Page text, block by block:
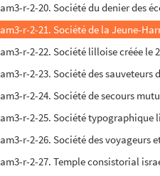
am3-r-2-20. Société du denier des
am3-r-2-21. Société de la Jeune-
am3-r-2-22. Société lilloise créée le
am3-r-2-23. Société des sauveteurs
am3-r-2-24. Société de secours
am3-r-2-25. Société typographique
am3-r-2-26. Société des voyageurs
am3-r-2-27. Temple consistorial